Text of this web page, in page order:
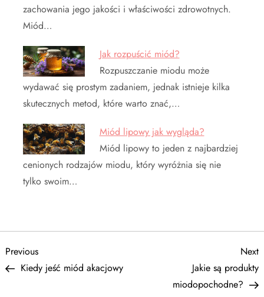
zachowania jego jakości i właściwości zdrowotnych.
Miód…
Jak rozpuścić miód?
Rozpuszczanie miodu może
wydawać się prostym zadaniem, jednak istnieje kilka
skutecznych metod, które warto znać,…
Miód lipowy jak wygląda?
Miód lipowy to jeden z najbardziej
cenionych rodzajów miodu, który wyróżnia się nie
tylko swoim…
N
Previous
Post
Previous
Kiedy jeść miód akacjowy
Next
Jakie są produkty
miodopochodne?